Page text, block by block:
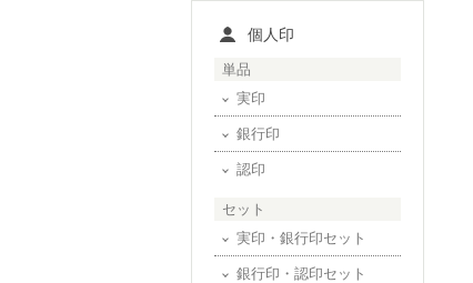
個人印
単品
実印
銀行印
認印
セット
実印・銀行印セット
銀行印・認印セット